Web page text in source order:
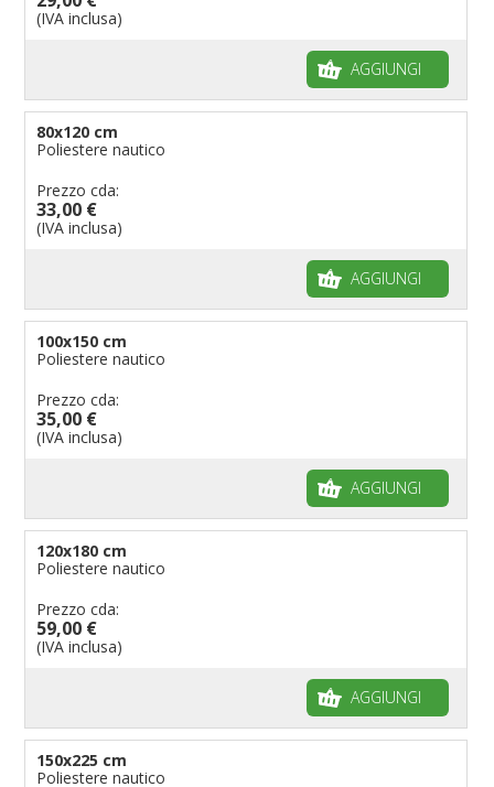
(IVA inclusa)
AGGIUNGI
80x120 cm
Poliestere nautico
Prezzo cda:
33,00 €
(IVA inclusa)
AGGIUNGI
100x150 cm
Poliestere nautico
Prezzo cda:
35,00 €
(IVA inclusa)
AGGIUNGI
120x180 cm
Poliestere nautico
Prezzo cda:
59,00 €
(IVA inclusa)
AGGIUNGI
150x225 cm
Poliestere nautico